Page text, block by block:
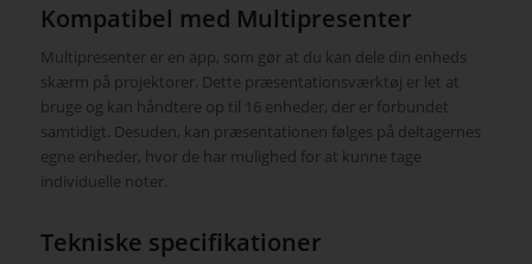
Kompatibel med Multipresenter
Multipresenter er en app, som gør at du kan dele din enheds
skærm på projektorer. Dette præsentationsværktøj er let at
bruge og kan håndtere op til 16 enheder, der er forbundet
samtidigt. Desuden, kan præsentationen følges på deltagernes
egne enheder, hvor de har mulighed for at kunne tage
individuelle noter.
Tekniske specifikationer